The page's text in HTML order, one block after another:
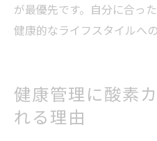
が最優先です。自分に合っ
健康的なライフスタイルへの
健康管理に酸素
れる理由